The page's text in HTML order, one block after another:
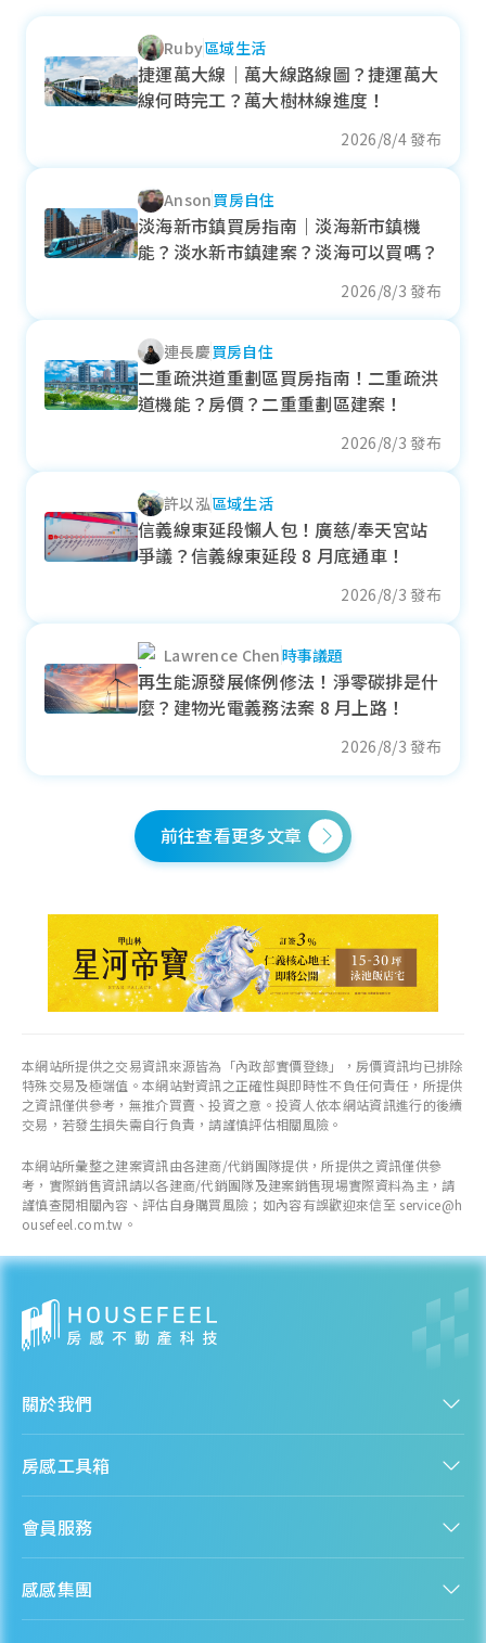
仁愛區
近一年成交單價
各季房價趨勢
近一年成交單價
19.1萬元/坪
29.45萬元/坪
+ 5.51%
瑞芳區
--萬元/坪
--
各季房價趨勢
Ruby區域生活
捷運萬大線｜萬大線路線圖？捷運萬大
線何時完工？萬大樹林線進度！
2026/8/4 發布
Anson買房自住
淡海新市鎮買房指南｜淡海新市鎮機
能？淡水新市鎮建案？淡海可以買嗎？
2026/8/3 發布
連長慶買房自住
二重疏洪道重劃區買房指南！二重疏洪
道機能？房價？二重重劃區建案！
2026/8/3 發布
許以泓區域生活
信義線東延段懶人包！廣慈/奉天宮站
爭議？信義線東延段 8 月底通車！
2026/8/3 發布
Lawrence Chen時事議題
再生能源發展條例修法！淨零碳排是什
麼？建物光電義務法案 8 月上路！
2026/8/3 發布
前往查看更多文章
本網站所提供之交易資訊來源皆為「內政部實價登錄」，房價資訊均已排除
特殊交易及極端值。本網站對資訊之正確性與即時性不負任何責任，所提供
之資訊僅供參考，無推介買賣、投資之意。投資人依本網站資訊進行的後續
交易，若發生損失需自行負責，請謹慎評估相關風險。
本網站所彙整之建案資訊由各建商/代銷團隊提供，所提供之資訊僅供參
考，實際銷售資訊請以各建商/代銷團隊及建案銷售現場實際資料為主，請
謹慎查閱相關內容、評估自身購買風險；如內容有誤歡迎來信至 service@h
ousefeel.com.tw。
關於我們
人才招募
隱私政策
資訊安全政策
聯絡我們
房感工具箱
購屋能力試算
熱門區域分析
房產知識庫
會員服務
會員專區
感感集團